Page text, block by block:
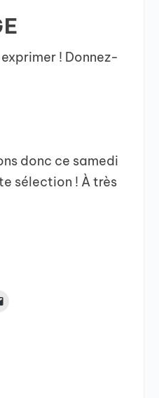
! Donnez-
donc ce samedi
sélection ! À très